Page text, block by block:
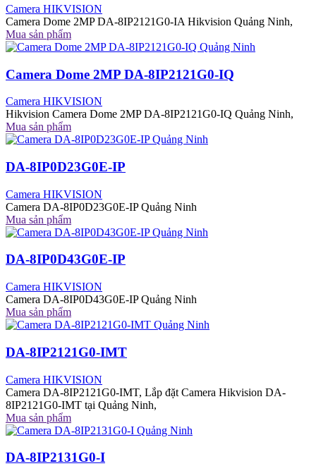
Camera HIKVISION
Camera Dome 2MP DA-8IP2121G0-IA Hikvision Quảng Ninh,
Mua sản phẩm
Camera Dome 2MP DA-8IP2121G0-IQ
Camera HIKVISION
Hikvision Camera Dome 2MP DA-8IP2121G0-IQ Quảng Ninh,
Mua sản phẩm
DA-8IP0D23G0E-IP
Camera HIKVISION
Camera DA-8IP0D23G0E-IP Quảng Ninh
Mua sản phẩm
DA-8IP0D43G0E-IP
Camera HIKVISION
Camera DA-8IP0D43G0E-IP Quảng Ninh
Mua sản phẩm
DA-8IP2121G0-IMT
Camera HIKVISION
Camera DA-8IP2121G0-IMT, Lắp đặt Camera Hikvision DA-
8IP2121G0-IMT tại Quảng Ninh,
Mua sản phẩm
DA-8IP2131G0-I